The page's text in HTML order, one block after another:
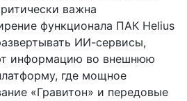
важна
функционала ПАК Helius
ИИ-сервисы,
информацию во внешнюю
где мощное
«Гравитон» и передовые